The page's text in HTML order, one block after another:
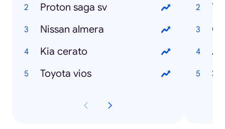
Proton saga sv
Nissan almera
Kia cerato
Toyota vios